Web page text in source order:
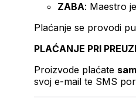
ZABA: Maestro
Plaćanje se provodi
PLAĆANJE PRI
Proizvode plaćate
svoj e-mail te SMS